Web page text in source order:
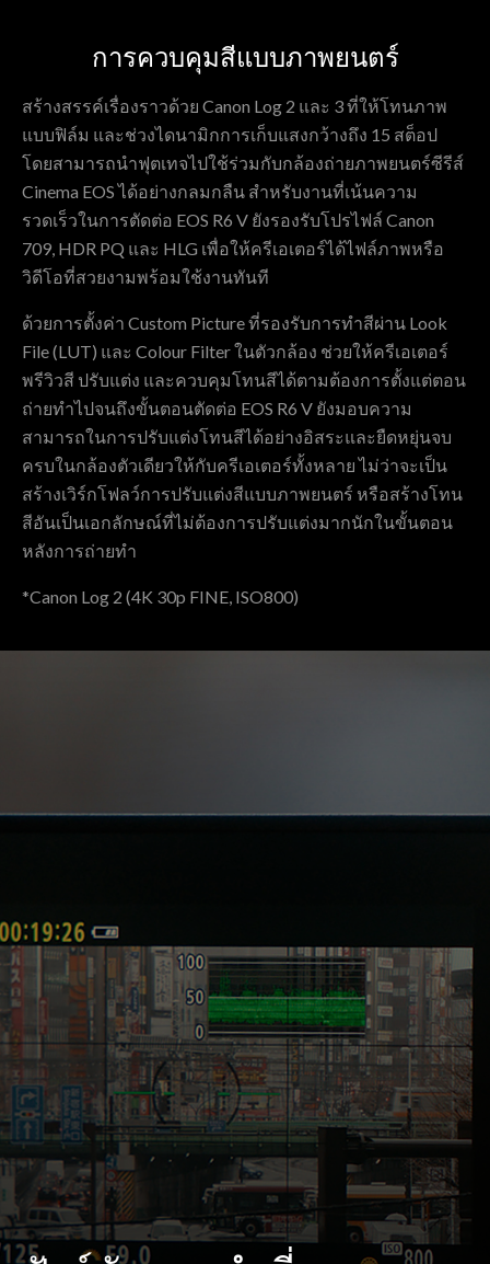
การควบคุมสีแบบภาพยนตร์
สร้างสรรค์เรื่องราวด้วย Canon Log 2 และ 3 ที่ให้โทนภาพ
แบบฟิล์ม และช่วงไดนามิกการเก็บแสงกว้างถึง 15 สต็อป
โดยสามารถนำฟุตเทจไปใช้ร่วมกับกล้องถ่ายภาพยนตร์ซีรีส์
Cinema EOS ได้อย่างกลมกลืน สำหรับงานที่เน้นความ
รวดเร็วในการตัดต่อ EOS R6 V ยังรองรับโปรไฟล์ Canon
709, HDR PQ และ HLG เพื่อให้ครีเอเตอร์ได้ไฟล์ภาพหรือ
วิดีโอที่สวยงามพร้อมใช้งานทันที
ด้วยการตั้งค่า Custom Picture ที่รองรับการทำสีผ่าน Look
File (LUT) และ Colour Filter ในตัวกล้อง ช่วยให้ครีเอเตอร์
พรีวิวสี ปรับแต่ง และควบคุมโทนสีได้ตามต้องการตั้งแต่ตอน
ถ่ายทำไปจนถึงขั้นตอนตัดต่อ EOS R6 V ยังมอบความ
สามารถในการปรับแต่งโทนสีได้อย่างอิสระและยืดหยุ่นจบ
ครบในกล้องตัวเดียวให้กับครีเอเตอร์ทั้งหลาย ไม่ว่าจะเป็น
สร้างเวิร์กโฟลว์การปรับแต่งสีแบบภาพยนตร์ หรือสร้างโทน
สีอันเป็นเอกลักษณ์ที่ไม่ต้องการปรับแต่งมากนักในขั้นตอน
หลังการถ่ายทำ
*Canon Log 2 (4K 30p FINE, ISO800)